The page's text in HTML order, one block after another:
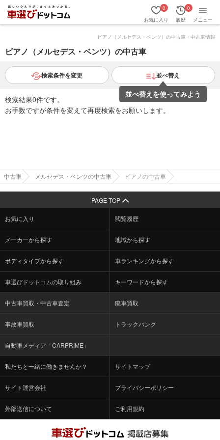
お気に入り
0
履歴
0
メニュー
ビアノ（メルセデス・ベンツ）の中古車・中古車情報
ビアノ（メルセデス・ベンツ）の中古車
検索条件を変更 並べ替え
並べ替えを使ってみよう
検索結果0件です。
お手数ですが条件を変えて再度検索をお願いします。
中古車 メルセデス・ベンツの中古車 ビアノの中古車
PAGE TOP
お気に入り 閲覧履歴
メーカーから探す 地域から探す
ボディタイプから探す 車ランキングから探す
車選びドットコムの取り組み キーワードから探す
中古車買取・中古車査定 廃車買取
事故車買取 トラックバンク
自動車メディア「CARPRIME」
私たちと一緒に働きませんか？ サイトマップ
サイト運営会社 プライバシーポリシー
外部送信について ご利用規約